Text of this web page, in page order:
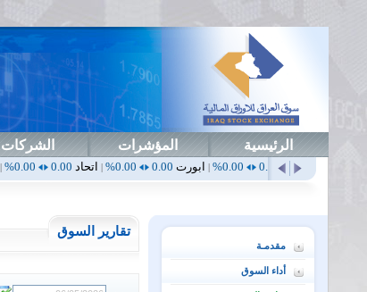
الرئيسية المؤشرات الشركات
ابورت 0.00
|اتحاد0.00
|اثاث0.86
0.00%
مقدمـة
أداء السوق
تقارير السوق